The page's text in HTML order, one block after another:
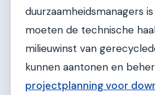
duurzaamheidsmanagers
moeten de technische
milieuwinst van
kunnen aantonen en
projectplanning voor